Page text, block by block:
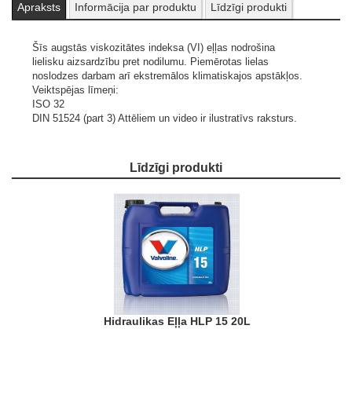
Apraksts Informācija par produktu Līdzīgi produkti
Šīs augstās viskozitātes indeksa (VI) eļļas nodrošina
lielisku aizsardzību pret nodilumu. Piemērotas lielas
noslodzes darbam arī ekstremālos klimatiskajos apstākļos.
Veiktspējas līmeņi:
ISO 32
DIN 51524 (part 3) Attēliem un video ir ilustratīvs raksturs.
Līdzīgi produkti
Hidraulikas Eļļa HLP 15 20L